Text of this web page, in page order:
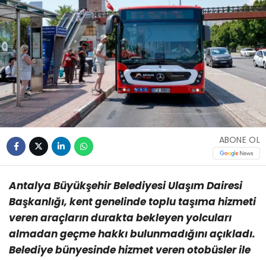
ABONE OL
Antalya Büyükşehir Belediyesi Ulaşım Dairesi
Başkanlığı, kent genelinde toplu taşıma hizmeti
veren araçların durakta bekleyen yolcuları
almadan geçme hakkı bulunmadığını açıkladı.
Belediye bünyesinde hizmet veren otobüsler ile